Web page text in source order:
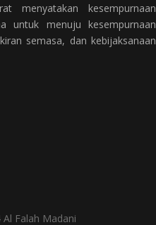
menyatakan kesempurnaan
untuk menuju kesempurnaan
semasa, dan kebijaksanaan
Falah Madani